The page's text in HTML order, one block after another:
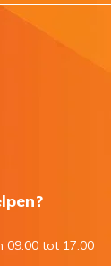
09:00 tot 17:00